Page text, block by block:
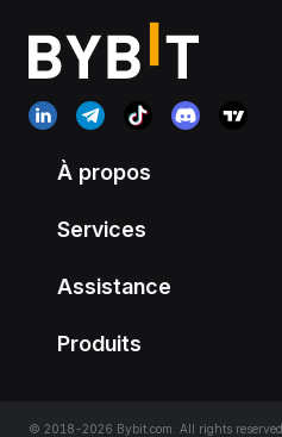
À propos
Services
Assistance
Produits
© 2018-2026 Bybit.com. All rights reserved.